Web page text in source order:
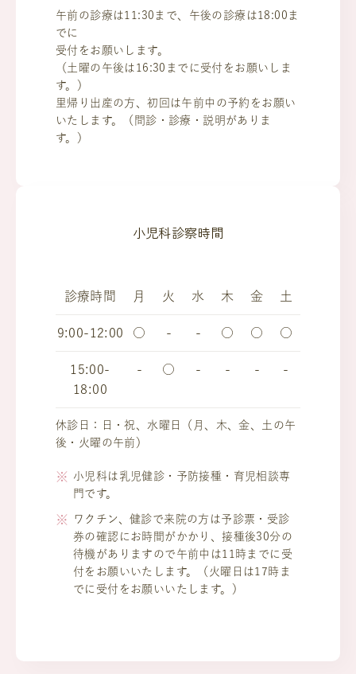
午前の診療は11:30まで、午後の診療は18:00ま
でに
受付をお願いします。
（土曜の午後は16:30までに受付をお願いしま
す。）
里帰り出産の方、初回は午前中の予約をお願い
いたします。（問診・診療・説明がありま
す。）
小児科診察時間
診療時間 月 火 水 木 金 土
9:00-12:00 ○ - - ○ ○ ○
15:00-
18:00
- ○ - - - -
休診日：日・祝、水曜日（月、木、金、土の午
後・火曜の午前）
小児科は乳児健診・予防接種・育児相談専
門です。
ワクチン、健診で来院の方は予診票・受診
券の確認にお時間がかかり、接種後30分の
待機がありますので午前中は11時までに受
付をお願いいたします。（火曜日は17時ま
でに受付をお願いいたします。）